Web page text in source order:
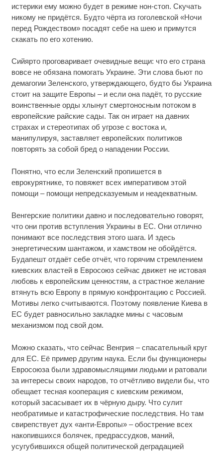
истерики ему можно будет в режиме нон-стоп. Скучать
никому не придётся. Будто чёрта из гоголевской «Ночи
перед Рождеством» посадят себе на шею и примутся
скакать по его хотению.
Сийярто проговаривает очевидные вещи: что его страна
вовсе не обязана помогать Украине. Эти слова бьют по
демагогии Зеленского, утверждающего, будто бы Украина
стоит на защите Европы – и если она падёт, то русские
воинственные орды хлынут смертоносным потоком в
европейские райские сады. Так он играет на давних
страхах и стереотипах об угрозе с востока и,
манипулируя, заставляет европейских политиков
повторять за собой бред о нападении России.
Понятно, что если Зеленский пропишется в
еврокурятнике, то повяжет всех императивом этой
помощи – помощи непредсказуемым и неадекватным.
Венгерские политики давно и последовательно говорят,
что они против вступления Украины в ЕС. Они отлично
понимают все последствия этого шага. И здесь
энергетическим шантажом, и хамством не обойдётся.
Будапешт отдаёт себе отчёт, что горячим стремлением
киевских властей в Евросоюз сейчас движет не истовая
любовь к европейским ценностям, а страстное желание
втянуть всю Европу в прямую конфронтацию с Россией.
Мотивы легко считываются. Поэтому появление Киева в
ЕС будет равносильно закладке мины с часовым
механизмом под свой дом.
Можно сказать, что сейчас Венгрия – спасательный круг
для ЕС. Её пример другим наука. Если бы функционеры
Евросоюза были здравомыслящими людьми и ратовали
за интересы своих народов, то отчётливо видели бы, что
обещает тесная кооперация с киевским режимом,
который засасывает их в чёрную дыру. Что сулит
необратимые и катастрофические последствия. Но там
свирепствует дух «анти-Европы» – обострение всех
накопившихся болячек, предрассудков, маний,
усугубившихся общей политической деградацией